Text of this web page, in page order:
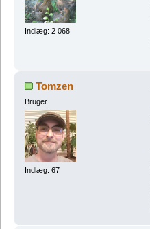
Indlæg: 2 068
Tomzen
Bruger
Indlæg: 67